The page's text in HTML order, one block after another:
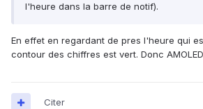
l'heure dans la barre de notif).
En effet en regardant de pres l'heure qui
contour des chiffres est vert. Donc
Citer